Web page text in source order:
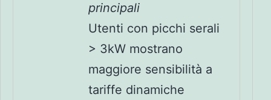
principali
Utenti con picchi serali
> 3kW mostrano
maggiore sensibilità a
tariffe dinamiche